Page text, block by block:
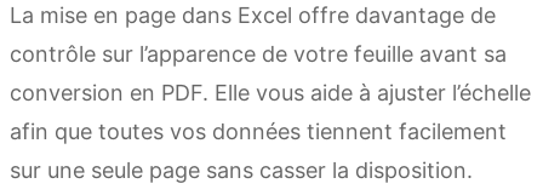
La mise en page dans Excel offre davantage de
contrôle sur l’apparence de votre feuille avant sa
conversion en PDF. Elle vous aide à ajuster l’échelle
afin que toutes vos données tiennent facilement
sur une seule page sans casser la disposition.